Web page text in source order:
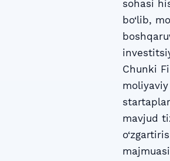
sohasi
bo‘lib,
Chunki
mavjud